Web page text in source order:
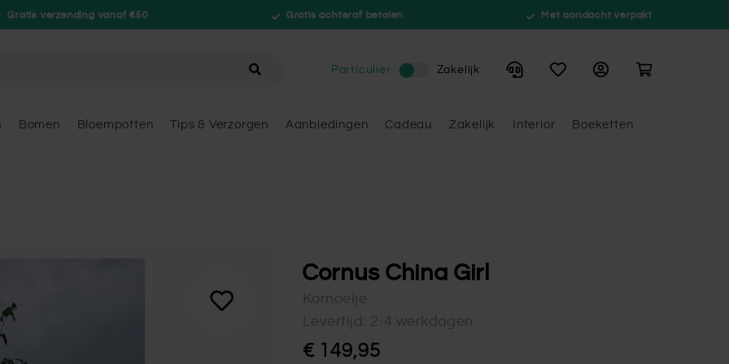
Gratis verzending vanaf €50 Gratis achteraf betalen Met aandacht verpakt
Bomen Bloempotten Tips & Verzorgen Aanbiedingen Cadeau Zakelijk Interior Boeketten
Particulier Zakelijk Winkelwagen
Cornus China Girl
Kornoelje
Levertijd: 2-4 werkdagen
€ 149,95